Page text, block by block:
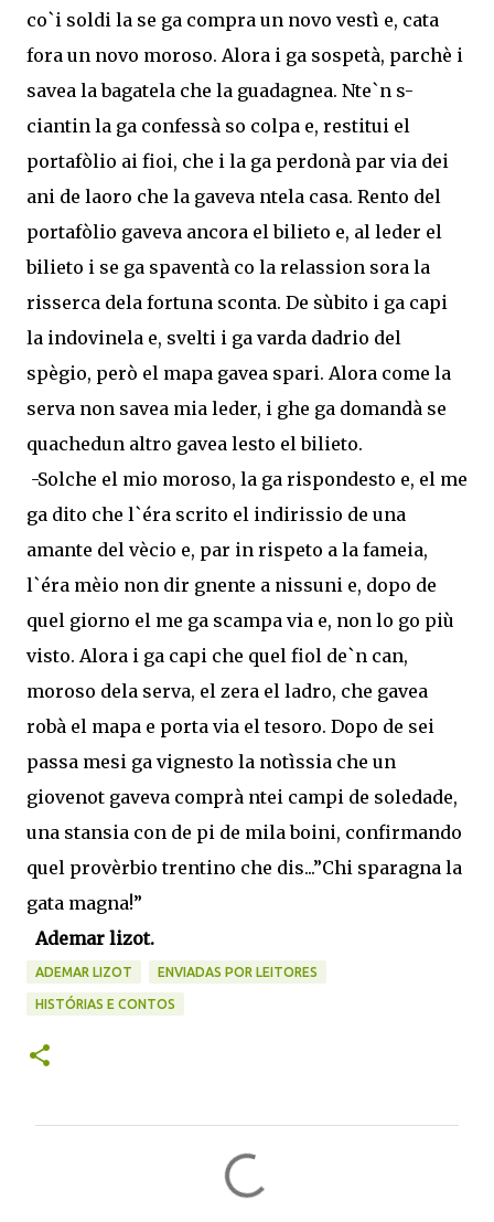
co`i soldi la se ga compra un novo vestì e, cata
fora un novo moroso. Alora i ga sospetà, parchè i
savea la bagatela che la guadagnea. Nte`n s-
ciantin la ga confessà so colpa e, restitui el
portafòlio ai fioi, che i la ga perdonà par via dei
ani de laoro che la gaveva ntela casa. Rento del
portafòlio gaveva ancora el bilieto e, al leder el
bilieto i se ga spaventà co la relassion sora la
risserca dela fortuna sconta. De sùbito i ga capi
la indovinela e, svelti i ga varda dadrio del
spègio, però el mapa gavea spari. Alora come la
serva non savea mia leder, i ghe ga domandà se
quachedun altro gavea lesto el bilieto.
-Solche el mio moroso, la ga rispondesto e, el me
ga dito che l`éra scrito el indirissio de una
amante del vècio e, par in rispeto a la fameia,
l`éra mèio non dir gnente a nissuni e, dopo de
quel giorno el me ga scampa via e, non lo go più
visto. Alora i ga capi che quel fiol de`n can,
moroso dela serva, el zera el ladro, che gavea
robà el mapa e porta via el tesoro. Dopo de sei
passa mesi ga vignesto la notìssia che un
giovenot gaveva comprà ntei campi de soledade,
una stansia con de pi de mila boini, confirmando
quel provèrbio trentino che dis...”Chi sparagna la
gata magna!”
Ademar lizot.
ADEMAR LIZOT ENVIADAS POR LEITORES
HISTÓRIAS E CONTOS